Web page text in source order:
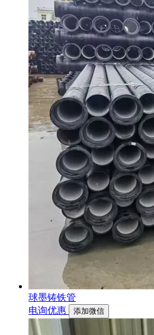
球墨铸铁管
电询优惠
添加微信